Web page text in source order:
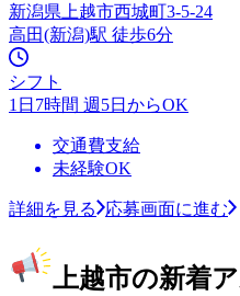
新潟県上越市西城町3-5-24
高田(新潟)駅 徒歩6分
シフト
1日7時間 週5日からOK
交通費支給
未経験OK
詳細を見る 応募画面に進む
上越市の新着